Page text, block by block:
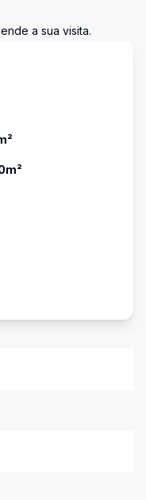
a sua visita.
m²